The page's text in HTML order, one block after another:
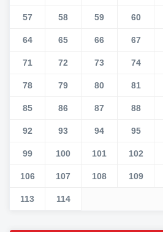
57 58 59 60
64 65 66 67
71 72 73 74
78 79 80 81
85 86 87 88
92 93 94 95
99 100 101 102
106 107 108 109
113 114